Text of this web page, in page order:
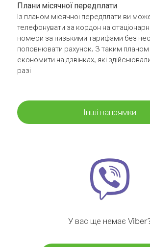
Плани місячної передплати
Із планом місячної передплати ви
телефонувати за кордон на
номери за низькими тарифами без
поповнювати рахунок. З таким
економити на дзвінках, які
разі
Інші напрямки
У вас ще немає